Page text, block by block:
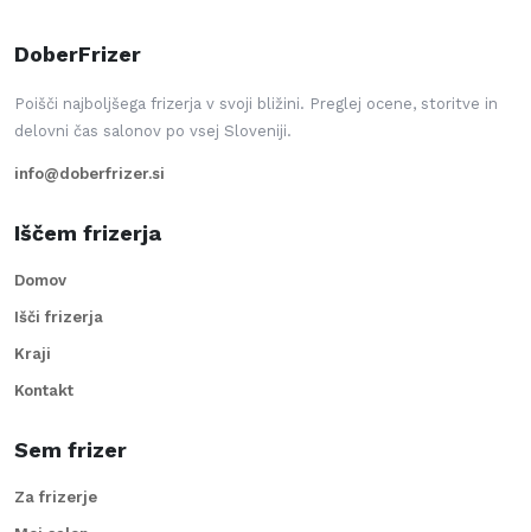
DoberFrizer
Poišči najboljšega frizerja v svoji bližini. Preglej ocene, storitve in
delovni čas salonov po vsej Sloveniji.
info@doberfrizer.si
Iščem frizerja
Domov
Išči frizerja
Kraji
Kontakt
Sem frizer
Za frizerje